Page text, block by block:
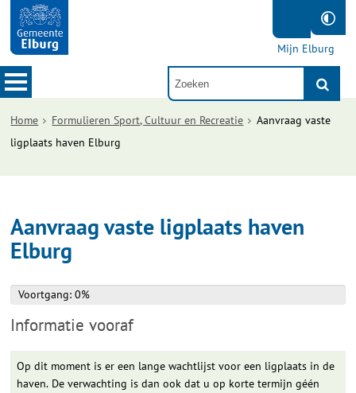
Mijn Elburg
Home Formulieren Sport, Cultuur en Recreatie
Aanvraag vaste
ligplaats haven Elburg
Aanvraag vaste ligplaats haven
Elburg
Voortgang: 0%
Voortgang: 0%
Informatie vooraf
Op dit moment is er een lange wachtlijst voor een ligplaats in de
haven. De verwachting is dan ook dat u op korte termijn géén